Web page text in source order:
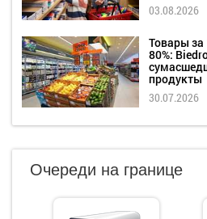
03.08.2026
Товары за
80%:
продукты
30.07.2026
Очереди на границе